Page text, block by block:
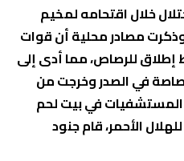
خلال اقتحامه لمخيم
مصادر محلية أن قوات
للرصاص، مما أدى إلى
في الصدر وخرجت من
المستشفيات في بيت لحم
الأحمر، قام جنود